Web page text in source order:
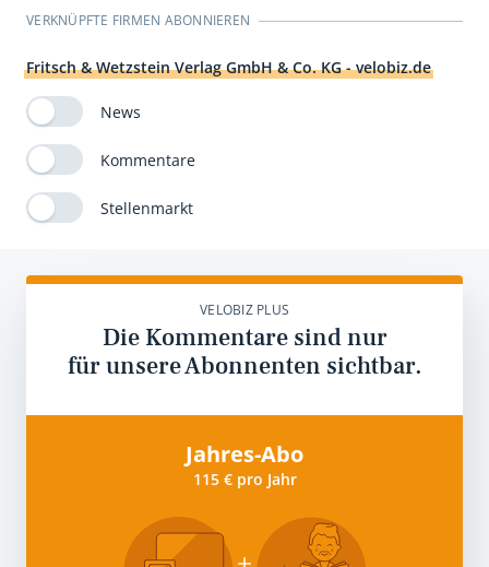
VERKNÜPFTE FIRMEN ABONNIEREN
Fritsch & Wetzstein Verlag GmbH & Co. KG - velobiz.de
News
Kommentare
Stellenmarkt
VELOBIZ PLUS
Die Kommentare sind nur
für unsere Abonnenten sichtbar.
Jahres-Abo
115 € pro Jahr